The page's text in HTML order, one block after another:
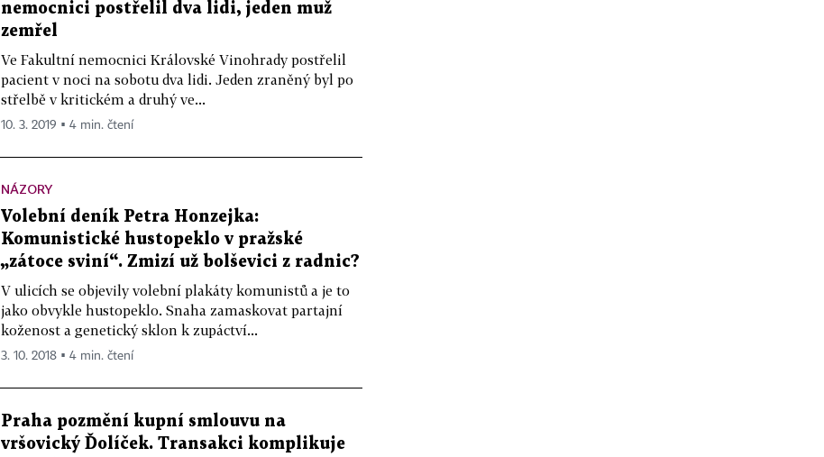
nemocnici postřelil dva lidi, jeden muž
zemřel
Ve Fakultní nemocnici Královské Vinohrady postřelil
pacient v noci na sobotu dva lidi. Jeden zraněný byl po
střelbě v kritickém a druhý ve...
10. 3. 2019 ▪ 4 min. čtení
NÁZORY
Volební deník Petra Honzejka:
Komunistické hustopeklo v pražské
„zátoce sviní“. Zmizí už bolševici z radnic?
V ulicích se objevily volební plakáty komunistů a je to
jako obvykle hustopeklo. Snaha zamaskovat partajní
koženost a genetický sklon k zupáctví...
3. 10. 2018 ▪ 4 min. čtení
Praha pozmění kupní smlouvu na
vršovický Ďolíček. Transakci komplikuje